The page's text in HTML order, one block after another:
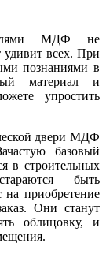
МДФ не
удивит всех. При
познаниями в
материал и
упростить
двери МДФ
базовый
в строительных
быть
приобретение
Они станут
облицовку, и